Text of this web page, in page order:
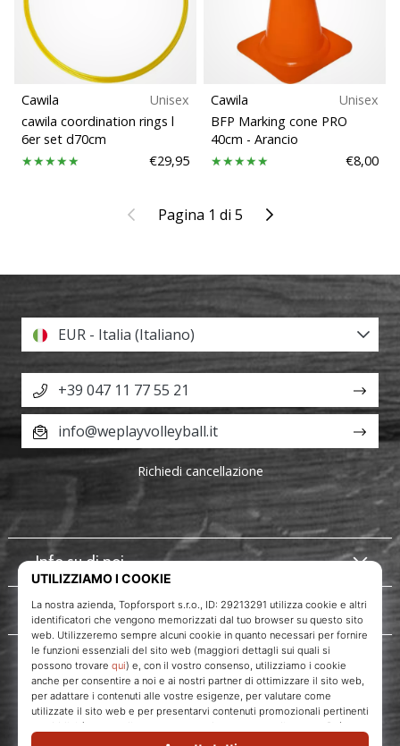
Cawila
Unisex
cawila coordination rings l
6er set d70cm
€29,95
Cawila
Unisex
BFP Marking cone PRO
40cm - Arancio
€8,00
Precedente
Pagina 1 di 5 Il prossimo
WePlayVolleyball.it
Info su di noi
Servizio clienti
EUR - Italia (Italiano)
+39 047 11 77 55 21
info@weplayvolleyball.it
Richiedi cancellazione